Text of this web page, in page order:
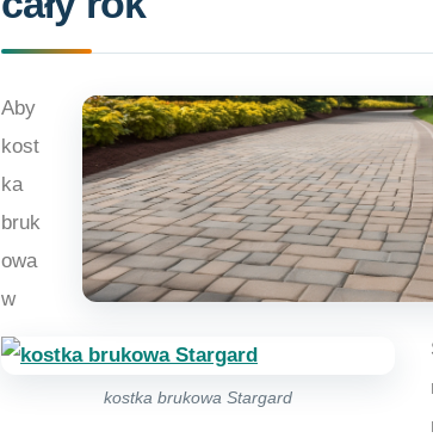
kostka brukowa Stargard
Aby
kost
ka
bruk
owa
w